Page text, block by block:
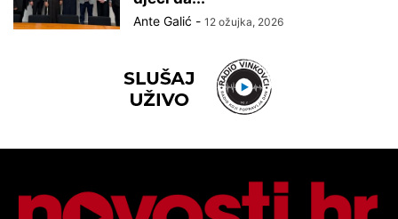
Ante Galić - 12 ožujka, 2026